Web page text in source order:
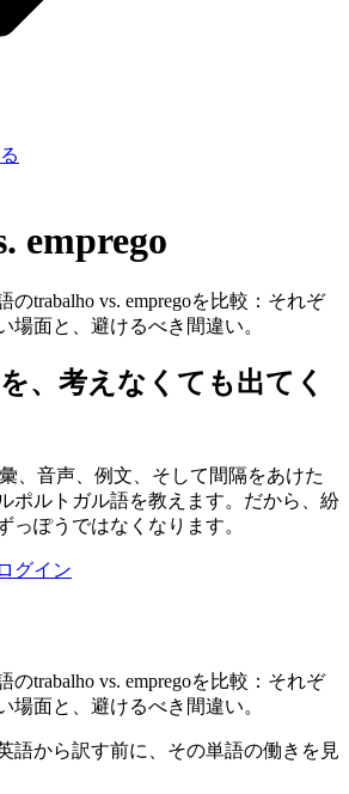
emprego
trabalho vs. empregoを比較：それぞ
場面と、避けるべき間違い。
、考えなくても出てく
、音声、例文、そして間隔をあけた
ポルトガル語を教えます。だから、紛
っぽうではなくなります。
ログイン
trabalho vs. empregoを比較：それぞ
場面と、避けるべき間違い。
語から訳す前に、その単語の働きを見